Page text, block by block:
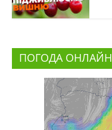
ПОГОДА ОНЛАЙН